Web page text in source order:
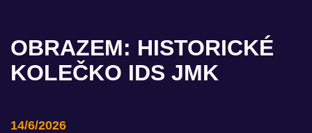
OBRAZEM: HISTORICKÉ
KOLEČKO IDS JMK
14/6/2026